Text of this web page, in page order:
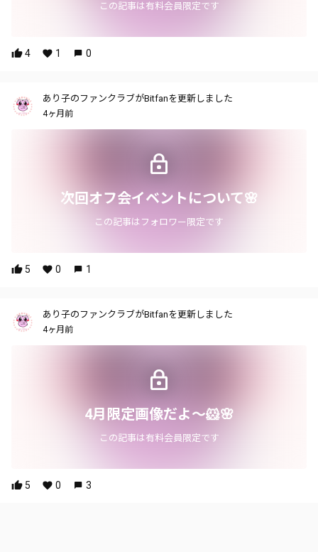
この記事は有料会員限定です
4 1 0
あり子のファンクラブがBitfanを更新しました
4ヶ月前
次回オフ会イベントについて🌸
この記事はフォロワー限定です
5 0 1
あり子のファンクラブがBitfanを更新しました
4ヶ月前
4月限定画像だよ〜🐹🌸
この記事は有料会員限定です
5 0 3